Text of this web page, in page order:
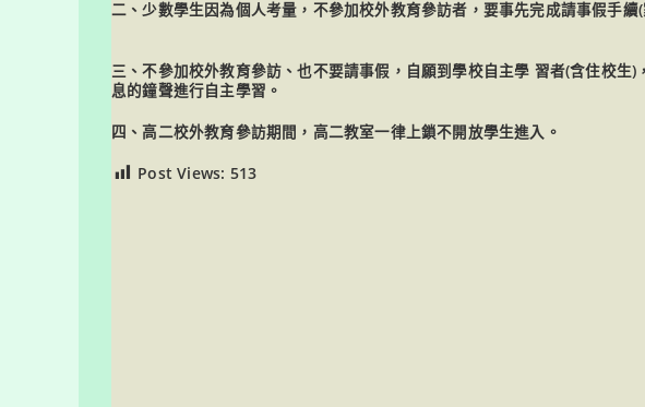
二、少數學生因為個人考量，不參加校外教育參訪者，要事先完成請事假手
三、不參加校外教育參訪、也不要請事假，自願到學校自主學 習者(含住校
息的鐘聲進行自主學習。
四、高二校外教育參訪期間，高二教室一律上鎖不開放學生進入。
Post Views: 513